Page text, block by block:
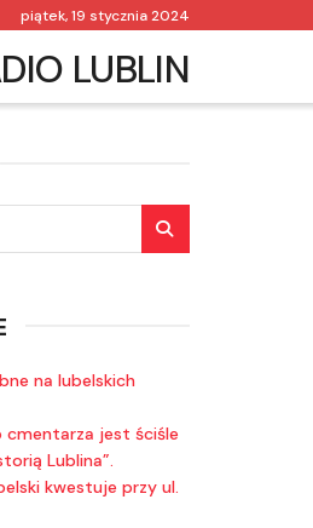
piątek, 19 stycznia 2024
LUBLIN
na lubelskich
cmentarza jest ściśle
Lublina”.
kwestuje przy ul.